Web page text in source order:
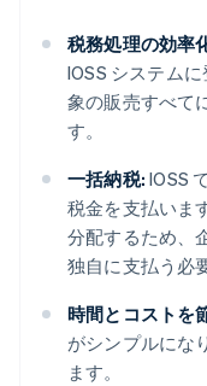
税務処理の効率
IOSS システム
象の販売すべて
す。
一括納税: IOSS
税金を支払いま
分配するため、
独自に支払う必
時間とコストを
がシンプルにな
ます。